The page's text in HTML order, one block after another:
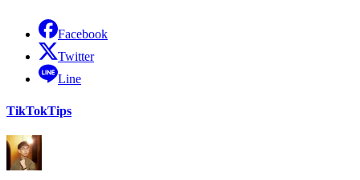
Facebook
Twitter
Line
TikTokTips